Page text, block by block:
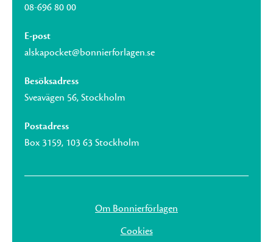
08-696 80 00
E-post
alskapocket@bonnierforlagen.se
Besöksadress
Sveavägen 56, Stockholm
Postadress
Box 3159, 103 63 Stockholm
Om Bonnierförlagen
Cookies